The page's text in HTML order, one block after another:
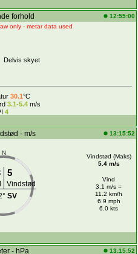
forhold
only - metar data used
12:55:00
Delvis skyet
30.1°C
3.1-5.4m/s
4
- m/s 13:15:52
N
5
Vindstød
SV
Vindstød (Maks)
5.4 m/s
Vind
3.1 m/s =
11.2 km/h
6.9 mph
6.0 kts
- hPa 13:15:52